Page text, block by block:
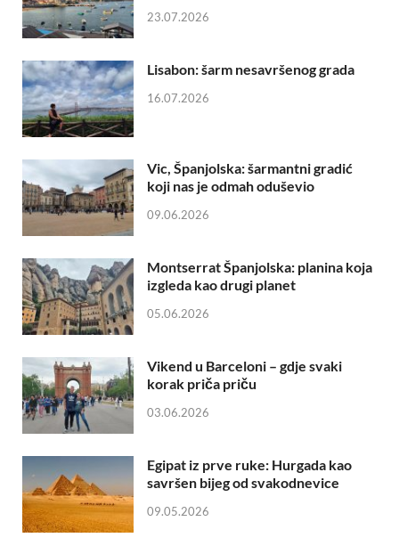
23.07.2026
Lisabon: šarm nesavršenog grada
16.07.2026
Vic, Španjolska: šarmantni gradić
koji nas je odmah oduševio
09.06.2026
Montserrat Španjolska: planina koja
izgleda kao drugi planet
05.06.2026
Vikend u Barceloni – gdje svaki
korak priča priču
03.06.2026
Egipat iz prve ruke: Hurgada kao
savršen bijeg od svakodnevice
09.05.2026